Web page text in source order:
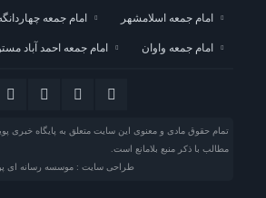
امام جمعه اسلامشهر امام جمعه
امام جمعه واوان امام جمعه احمد آباد
تمام حقوق مادی و معنوی این سایت متعلق به پایگاه خبری
مطالب با ذکر منبع بلامانع است.
طراحی سایت : موسسه رسانه ای